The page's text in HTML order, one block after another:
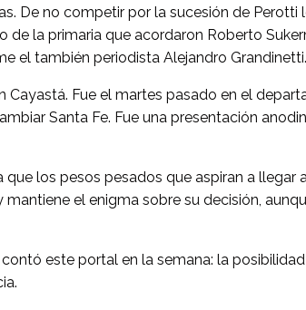
De no competir por la sucesión de Perotti
de la primaria que acordaron Roberto
el también periodista Alejandro Grandinetti.
Fue el martes pasado en el
Santa Fe. Fue una presentación
los pesos pesados que aspiran a llegar
el enigma sobre su decisión,
este portal en la semana: la